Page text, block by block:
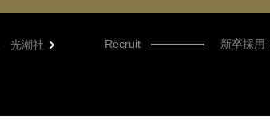
光潮社 Recruit 新卒採用